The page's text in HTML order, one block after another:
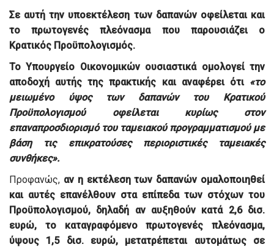
Σε αυτή την υποεκτέλεση των δαπανών οφείλεται και
το πρωτογενές πλεόνασμα που παρουσιάζει ο
Κρατικός Προϋπολογισμός.
Το Υπουργείο Οικονομικών ουσιαστικά ομολογεί την
αποδοχή αυτής της πρακτικής και αναφέρει ότι «το
μειωμένο ύψος των δαπανών του Κρατικού
Προϋπολογισμού οφείλεται κυρίως στον
επαναπροσδιορισμό του ταμειακού προγραμματισμού με
βάση τις επικρατούσες περιοριστικές ταμειακές
συνθήκες».
Προφανώς, αν η εκτέλεση των δαπανών ομαλοποιηθεί
και αυτές επανέλθουν στα επίπεδα των στόχων του
Προϋπολογισμού, δηλαδή αν αυξηθούν κατά 2,6 δισ.
ευρώ, το καταγραφόμενο πρωτογενές πλεόνασμα,
ύψους 1,5 δισ. ευρώ, μετατρέπεται αυτομάτως σε